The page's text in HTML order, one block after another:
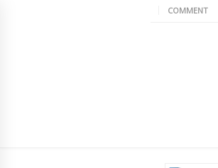
COMMENT